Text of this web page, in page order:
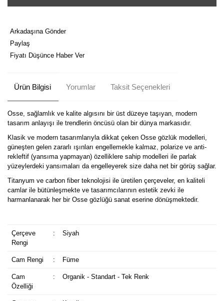
Arkadaşına Gönder
Paylaş
Fiyatı Düşünce Haber Ver
Ürün Bilgisi Yorumlar Taksit Seçenekleri
Osse, sağlamlık ve kalite algısını bir üst düzeye taşıyan, modern
tasarım anlayışı ile trendlerin öncüsü olan bir dünya markasıdır.
Klasik ve modern tasarımlarıyla dikkat çeken Osse gözlük modelleri,
güneşten gelen zararlı ışınları engellemekle kalmaz, polarize ve anti-
rekleftif (yansıma yapmayan) özelliklere sahip modelleri ile parlak
yüzeylerdeki yansımaları da engelleyerek size daha net bir görüş sağlar.
Titanyum ve carbon fiber teknolojisi ile üretilen çerçeveler, en kaliteli
camlar ile bütünleşmekte ve tasarımcılarının estetik zevki ile
harmanlanarak her bir Osse gözlüğü sanat eserine dönüşmektedir.
Çerçeve
Rengi
: Siyah
Cam Rengi : Füme
Cam
Özelliği
: Organik - Standart - Tek Renk